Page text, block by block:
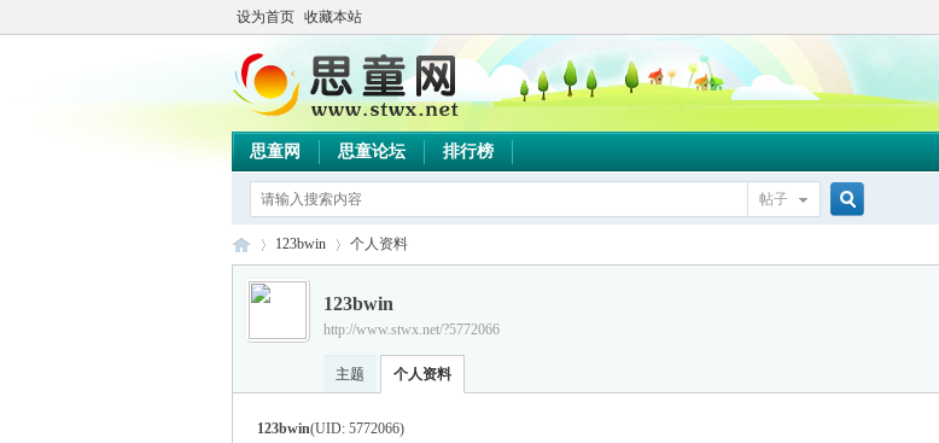
设为首页 收藏本站
思童网 思童论坛 排行榜
帖子
›
123bwin 个人资料
123bwin
http://www.stwx.net/?5772066
主题 个人资料
123bwin(UID: 5772066)